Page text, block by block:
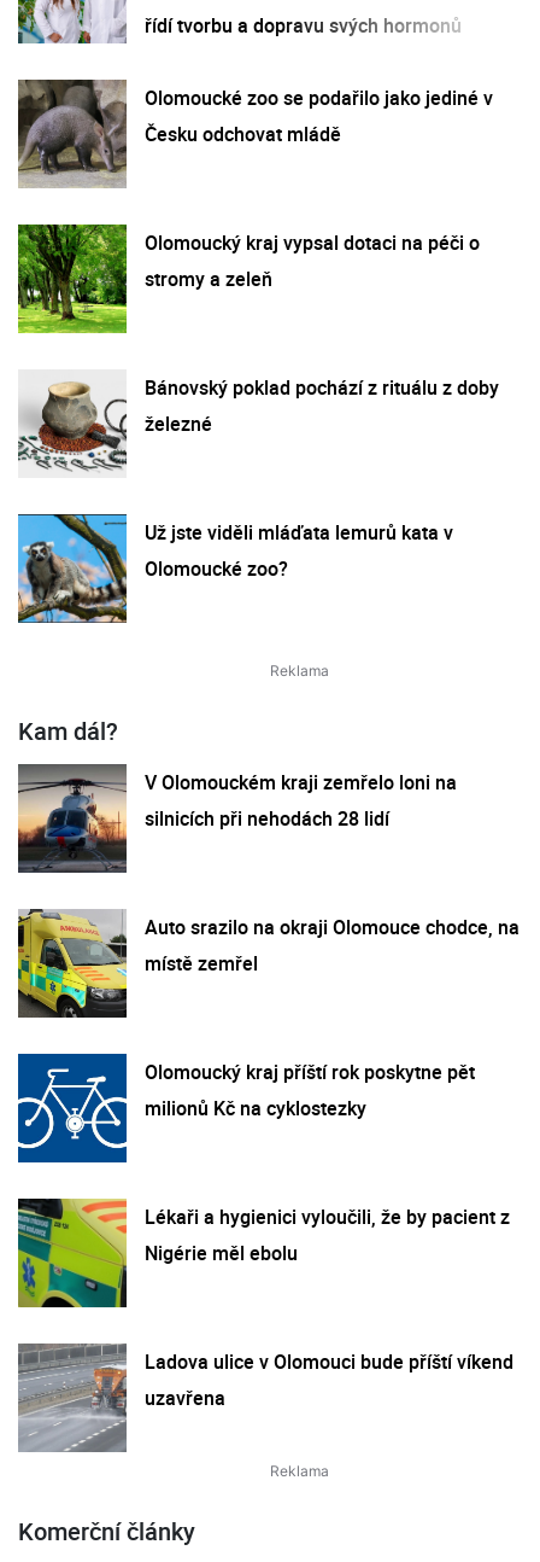
řídí tvorbu a dopravu svých hormonů
Olomoucké zoo se podařilo jako jediné v
Česku odchovat mládě
Olomoucký kraj vypsal dotaci na péči o
stromy a zeleň
Bánovský poklad pochází z rituálu z doby
železné
Už jste viděli mláďata lemurů kata v
Olomoucké zoo?
Kam dál?
V Olomouckém kraji zemřelo loni na
silnicích při nehodách 28 lidí
Auto srazilo na okraji Olomouce chodce, na
místě zemřel
Olomoucký kraj příští rok poskytne pět
milionů Kč na cyklostezky
Lékaři a hygienici vyloučili, že by pacient z
Nigérie měl ebolu
Ladova ulice v Olomouci bude příští víkend
uzavřena
Komerční články